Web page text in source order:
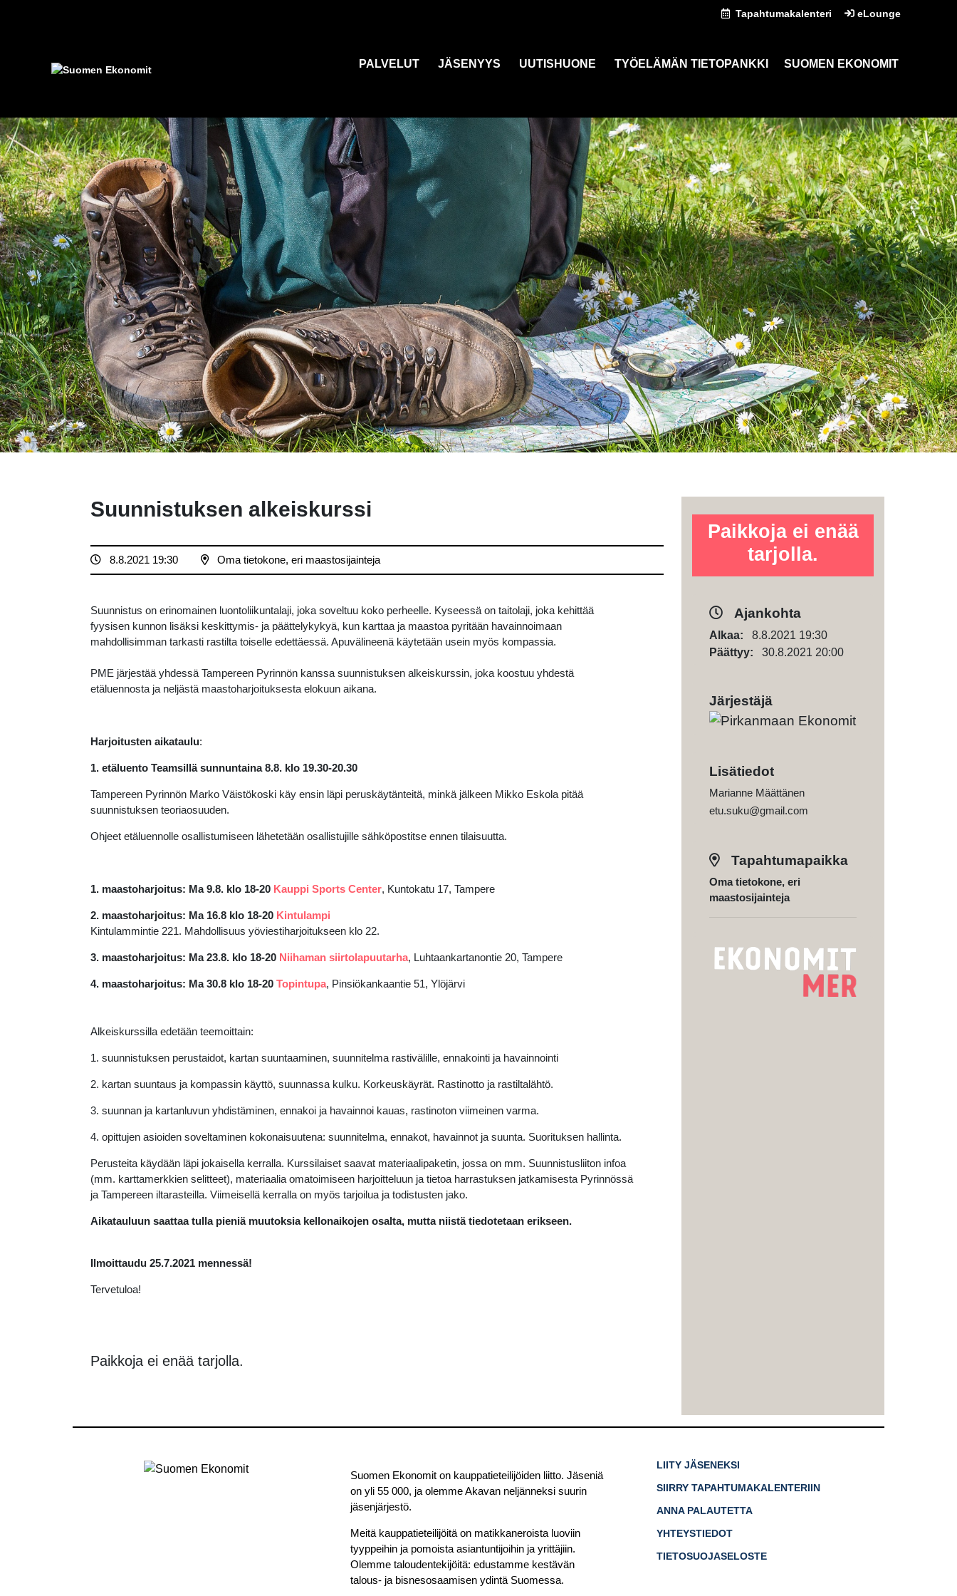
Tapahtumakalenteri eLounge
PALVELUT JÄSENYYS UUTISHUONE TYÖELÄMÄN TIETOPANKKI SUOMEN EKONOMIT
Suunnistuksen alkeiskurssi
8.8.2021 19:30 Oma tietokone, eri maastosijainteja
Suunnistus on erinomainen luontoliikuntalaji, joka soveltuu koko perheelle. Kyseessä on taitolaji, joka kehittää
fyysisen kunnon lisäksi keskittymis- ja päättelykykyä, kun karttaa ja maastoa pyritään havainnoimaan
mahdollisimman tarkasti rastilta toiselle edettäessä. Apuvälineenä käytetään usein myös kompassia.
PME järjestää yhdessä Tampereen Pyrinnön kanssa suunnistuksen alkeiskurssin, joka koostuu yhdestä
etäluennosta ja neljästä maastoharjoituksesta elokuun aikana.
Harjoitusten aikataulu:
1. etäluento Teamsillä sunnuntaina 8.8. klo 19.30-20.30
Tampereen Pyrinnön Marko Väistökoski käy ensin läpi peruskäytänteitä, minkä jälkeen Mikko Eskola pitää
suunnistuksen teoriaosuuden.
Ohjeet etäluennolle osallistumiseen lähetetään osallistujille sähköpostitse ennen tilaisuutta.
1. maastoharjoitus: Ma 9.8. klo 18-20 Kauppi Sports Center, Kuntokatu 17, Tampere
2. maastoharjoitus: Ma 16.8 klo 18-20 Kintulampi
Kintulammintie 221. Mahdollisuus yöviestiharjoitukseen klo 22.
3. maastoharjoitus: Ma 23.8. klo 18-20 Niihaman siirtolapuutarha, Luhtaankartanontie 20, Tampere
4. maastoharjoitus: Ma 30.8 klo 18-20 Topintupa, Pinsiökankaantie 51, Ylöjärvi
Alkeiskurssilla edetään teemoittain:
1. suunnistuksen perustaidot, kartan suuntaaminen, suunnitelma rastivälille, ennakointi ja havainnointi
2. kartan suuntaus ja kompassin käyttö, suunnassa kulku. Korkeuskäyrät. Rastinotto ja rastiltalähtö.
3. suunnan ja kartanluvun yhdistäminen, ennakoi ja havainnoi kauas, rastinoton viimeinen varma.
4. opittujen asioiden soveltaminen kokonaisuutena: suunnitelma, ennakot, havainnot ja suunta. Suorituksen hallinta.
Perusteita käydään läpi jokaisella kerralla. Kurssilaiset saavat materiaalipaketin, jossa on mm. Suunnistusliiton infoa
(mm. karttamerkkien selitteet), materiaalia omatoimiseen harjoitteluun ja tietoa harrastuksen jatkamisesta Pyrinnössä
ja Tampereen iltarasteilla. Viimeisellä kerralla on myös tarjoilua ja todistusten jako.
Aikatauluun saattaa tulla pieniä muutoksia kellonaikojen osalta, mutta niistä tiedotetaan erikseen.
Ilmoittaudu 25.7.2021 mennessä!
Tervetuloa!
Paikkoja ei enää tarjolla.
Paikkoja ei enää
tarjolla.
Ajankohta
Alkaa: 8.8.2021 19:30
Päättyy: 30.8.2021 20:00
Järjestäjä
Lisätiedot
Marianne Määttänen
etu.suku@gmail.com
Tapahtumapaikka
Oma tietokone, eri
maastosijainteja
Suomen Ekonomit on kauppatieteilijöiden liitto. Jäseniä
on yli 55 000, ja olemme Akavan neljänneksi suurin
jäsenjärjestö.
Meitä kauppatieteilijöitä on matikkaneroista luoviin
tyyppeihin ja pomoista asiantuntijoihin ja yrittäjiin.
Olemme taloudentekijöitä: edustamme kestävän
talous- ja bisnesosaamisen ydintä Suomessa.
LIITY JÄSENEKSI
SIIRRY TAPAHTUMAKALENTERIIN
ANNA PALAUTETTA
YHTEYSTIEDOT
TIETOSUOJASELOSTE